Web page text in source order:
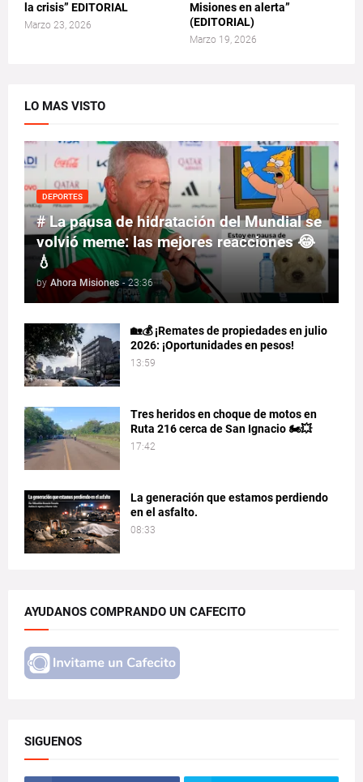
la crisis” EDITORIAL
Marzo 23, 2026
Misiones en alerta”
(EDITORIAL)
Marzo 19, 2026
LO MAS VISTO
DEPORTES
# La pausa de hidratación del Mundial se
volvió meme: las mejores reacciones 😂
💧
by Ahora Misiones - 23:36
🏡💰 ¡Remates de propiedades en julio
2026: ¡Oportunidades en pesos!
13:59
Tres heridos en choque de motos en
Ruta 216 cerca de San Ignacio 🏍️💥
17:42
La generación que estamos perdiendo
en el asfalto.
08:33
AYUDANOS COMPRANDO UN CAFECITO
SIGUENOS